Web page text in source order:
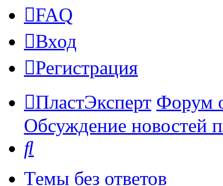
FAQ
Вход
Регистрация
ПластЭксперт Форум
Обсуждение новостей
Темы без ответов